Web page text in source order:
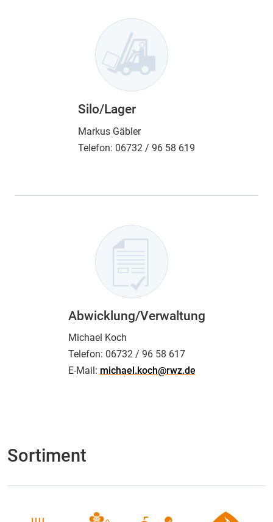
Silo/Lager
Markus Gäbler
Telefon: 06732 / 96 58 619
Abwicklung/Verwaltung
Michael Koch
Telefon: 06732 / 96 58 617
E-Mail: michael.koch@rwz.de
Sortiment